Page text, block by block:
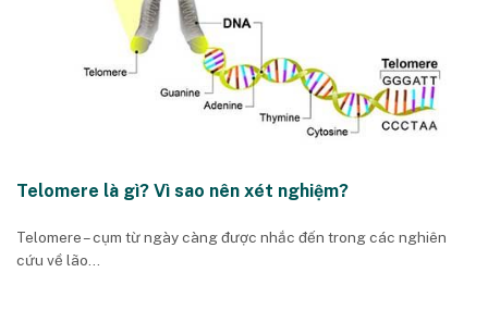
Telomere là gì? Vì sao nên xét nghiệm?
Telomere – cụm từ ngày càng được nhắc đến trong các nghiên
cứu về lão...